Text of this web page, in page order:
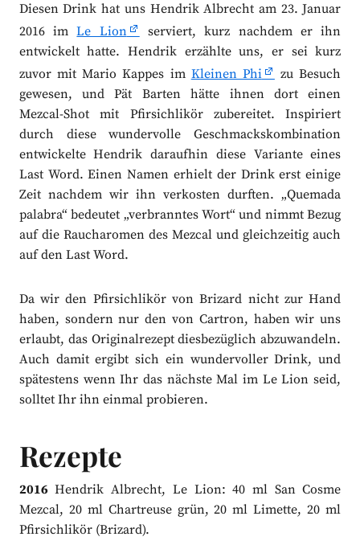
Diesen Drink hat uns Hendrik Albrecht am 23. Januar
2016 imLe Lion
serviert, kurz nachdem er ihn
entwickelt hatte. Hendrik erzählte uns, er sei kurz
zuvor mit Mario Kappes im Kleinen Phi
zu Besuch
gewesen, und Pät Barten hätte ihnen dort einen
Mezcal-Shot mit Pfirsichlikör zubereitet. Inspiriert
durch diese wundervolle Geschmackskombination
entwickelte Hendrik daraufhin diese Variante eines
Last Word. Einen Namen erhielt der Drink erst einige
Zeit nachdem wir ihn verkosten durften. „Quemada
palabra“ bedeutet „verbranntes Wort“ und nimmt Bezug
auf die Raucharomen des Mezcal und gleichzeitig auch
auf den Last Word.
Da wir den Pfirsichlikör von Brizard nicht zur Hand
haben, sondern nur den von Cartron, haben wir uns
erlaubt, das Originalrezept diesbezüglich abzuwandeln.
Auch damit ergibt sich ein wundervoller Drink, und
spätestens wenn Ihr das nächste Mal im Le Lion seid,
solltet Ihr ihn einmal probieren.
Rezepte
2016Hendrik Albrecht, Le Lion: 40 ml San Cosme
Mezcal, 20 ml Chartreuse grün, 20 ml Limette, 20 ml
Pfirsichlikör (Brizard).